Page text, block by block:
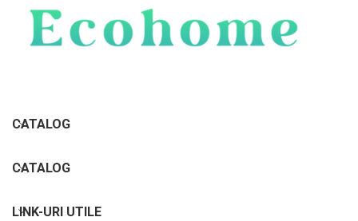
CATALOG
CATALOG
LINK-URI UTILE